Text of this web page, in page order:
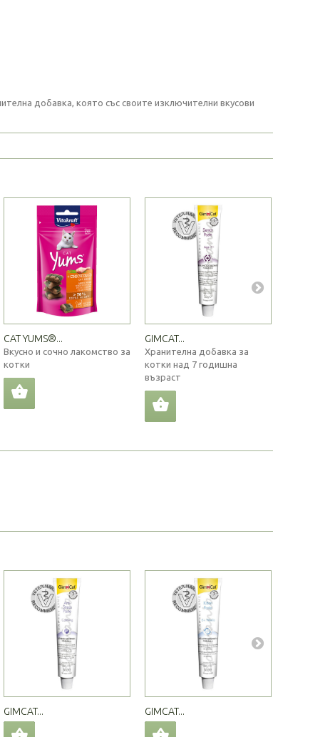
добавка, която със своите изключителни вкусови
CAT YUMS®...
Вкусно и сочно лакомство за
котки
GIMCAT...
Хранителна добавка за
котки над 7 годишна
възраст
GIMCAT... GIMCAT...